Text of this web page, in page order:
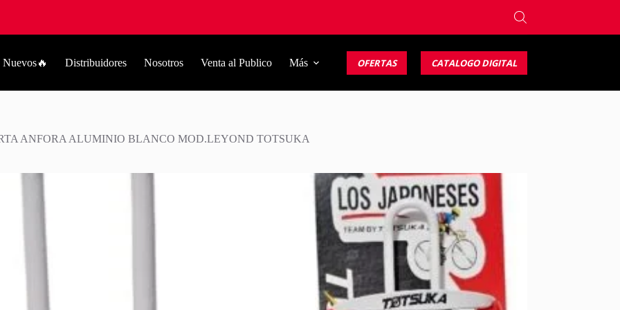
Nuevos🔥 Distribuidores Nosotros Venta al Publico Más OFERTAS CATALOGO DIGITAL
ANFORA ALUMINIO BLANCO MOD.LEYOND TOTSUKA